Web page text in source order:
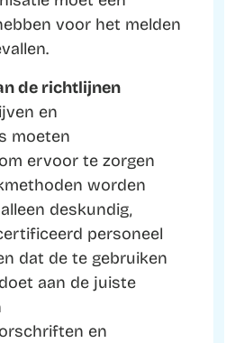
voor het melden
de richtlijnen
en
moeten
ervoor te zorgen
worden
deskundig,
personeel
dat de te gebruiken
aan de juiste
en